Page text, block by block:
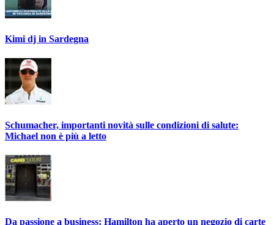
Kimi dj in Sardegna
Schumacher, importanti novità sulle condizioni di salute:
Michael non è più a letto
Da passione a business: Hamilton ha aperto un negozio di carte